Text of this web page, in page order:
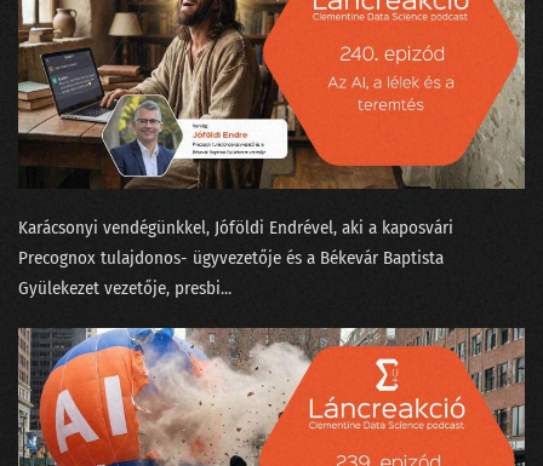
Karácsonyi vendégünkkel, Jóföldi Endrével, aki a kaposvári
⁠Precognox⁠ tulajdonos- ügyvezetője és a Békevár Baptista
Gyülekezet⁠⁠ vezetője, presbi...